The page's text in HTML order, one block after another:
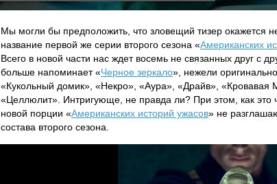
Мы могли бы предположить, что зловещий тизер окажется
название первой же серии второго сезона «Американских
Всего в новой части нас ждет восемь не связанных друг с
больше напоминает «Черное зеркало», нежели
«Кукольный домик», «Некро», «Аура», «Драйв», «Кровавая
«Целлюлит». Интригующе, не правда ли? При этом, как это
новой порции «Американских историй ужасов» не
состава второго сезона.